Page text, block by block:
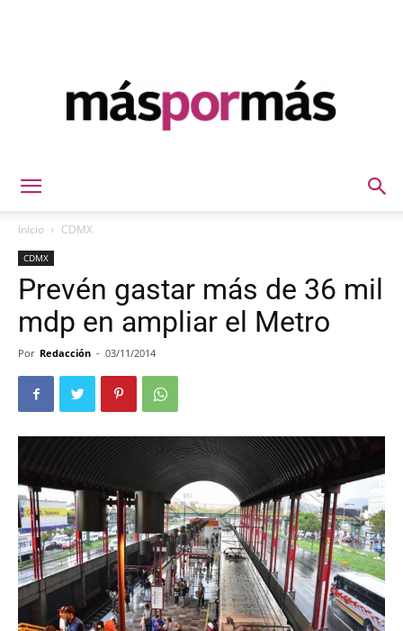
Inicio CDMX
CDMX
Prevén gastar más de 36 mil
mdp en ampliar el Metro
Por Redacción - 03/11/2014